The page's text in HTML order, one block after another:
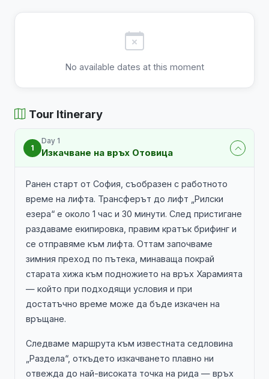
No available dates at this moment
Tour Itinerary
1
Day 1
Изкачване на връх Отовица
Ранен старт от София, съобразен с работното
време на лифта. Трансферът до лифт „Рилски
езера“ е около 1 час и 30 минути. След пристигане
раздаваме екипировка, правим кратък брифинг и
се отправяме към лифта. Оттам започваме
зимния преход по пътека, минаваща покрай
старата хижа към подножието на връх Харамията
— който при подходящи условия и при
достатъчно време може да бъде изкачен на
връщане.
Следваме маршрута към известната седловина
„Раздела“, откъдето изкачването плавно ни
отвежда до най-високата точка на рида — връх